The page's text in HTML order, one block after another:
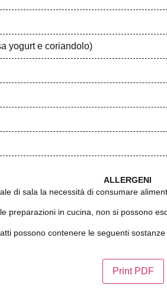
yogurt e coriandolo)
ALLERGENI
di sala la necessità di consumare
preparazioni in cucina, non si possono
possono contenere le seguenti
Print PDF